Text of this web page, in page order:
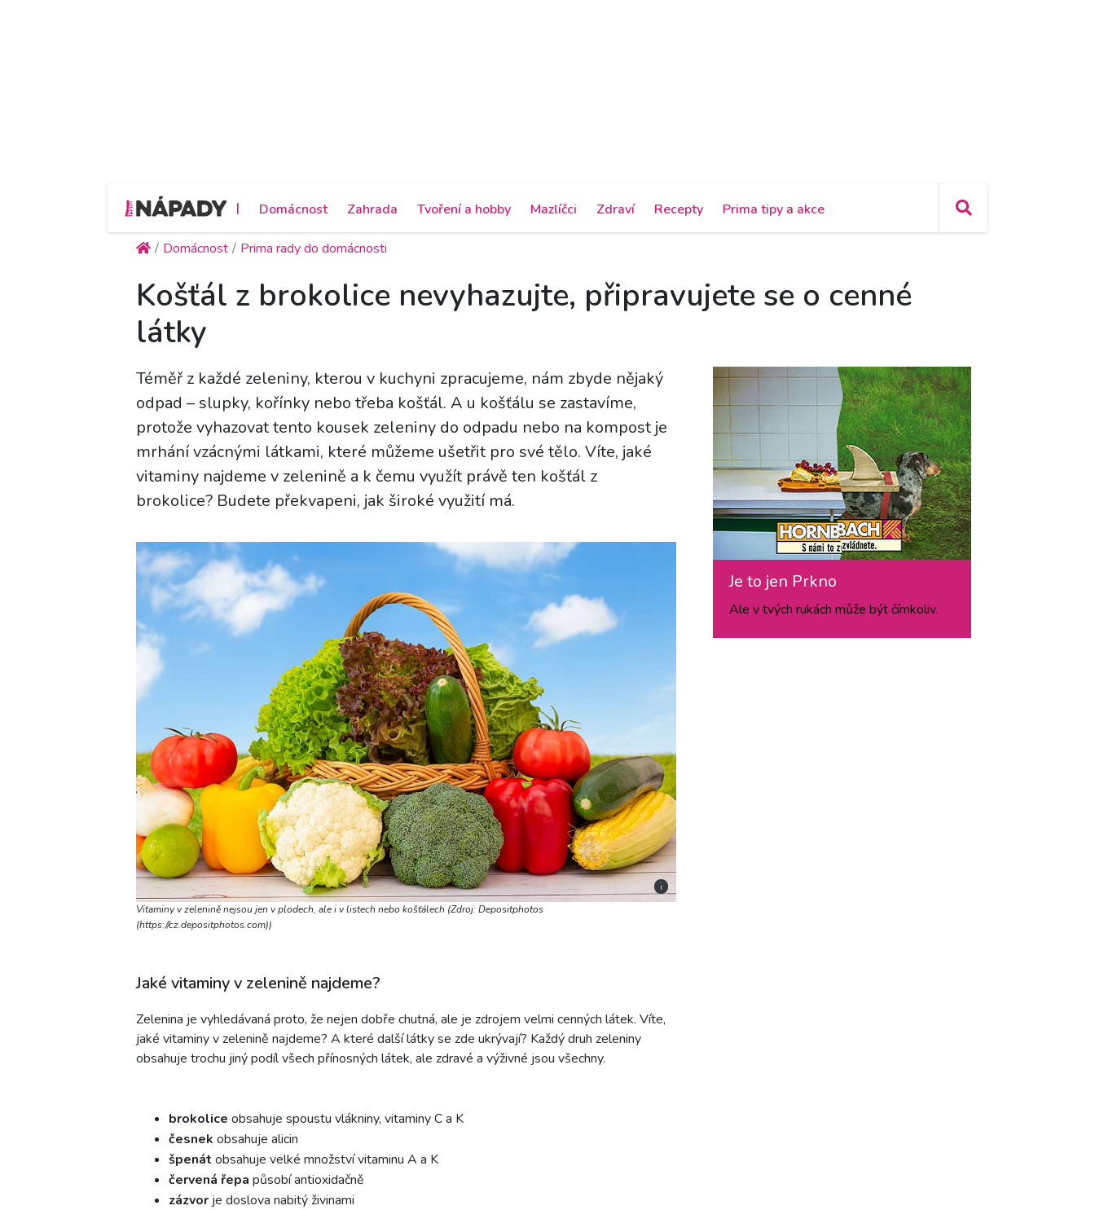
| Domácnost Zahrada Tvoření a hobby Mazlíčci Zdraví Recepty Prima tipy a akce
Domácnost Prima rady do domácnosti
Košťál z brokolice nevyhazujte, připravujete se o cenné
látky
Téměř z každé zeleniny, kterou v kuchyni zpracujeme, nám zbyde nějaký
odpad – slupky, kořínky nebo třeba košťál. A u košťálu se zastavíme,
protože vyhazovat tento kousek zeleniny do odpadu nebo na kompost je
mrhání vzácnými látkami, které můžeme ušetřit pro své tělo. Víte, jaké
vitaminy najdeme v zelenině a k čemu využít právě ten košťál z
brokolice? Budete překvapeni, jak široké využití má.
i
Vitaminy v zelenině nejsou jen v plodech, ale i v listech nebo košťálech (Zdroj: Depositphotos
(https://cz.depositphotos.com))
Jaké vitaminy v zelenině najdeme?
Zelenina je vyhledávaná proto, že nejen dobře chutná, ale je zdrojem velmi cenných látek. Víte,
jaké vitaminy v zelenině najdeme? A které další látky se zde ukrývají? Každý druh zeleniny
obsahuje trochu jiný podíl všech přínosných látek, ale zdravé a výživné jsou všechny.
brokolice obsahuje spoustu vlákniny, vitaminy C a K
česnek obsahuje alicin
špenát obsahuje velké množství vitaminu A a K
červená řepa působí antioxidačně
zázvor je doslova nabitý živinami
Je to jen Prkno
Ale v tvých rukách může být čímkoliv.